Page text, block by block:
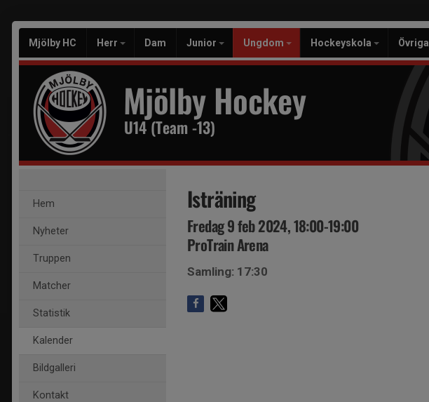
Mjölby HC Herr Dam Junior Ungdom Hockeyskola Övriga
Mjölby Hockey
U14 (Team -13)
Hem
Nyheter
Truppen
Matcher
Statistik
Kalender
Bildgalleri
Kontakt
Isträning
Fredag 9 feb 2024, 18:00-19:00
ProTrain Arena
Samling: 17:30